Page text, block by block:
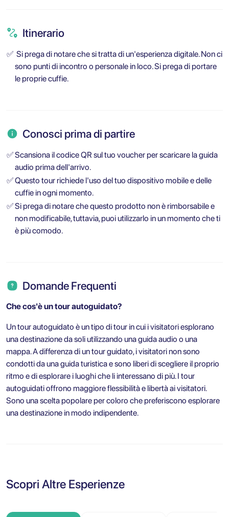
Itinerario
✅ Si prega di notare che si tratta di un'esperienza digitale. Non ci
sono punti di incontro o personale in loco. Si prega di portare
le proprie cuffie.
Conosci prima di partire
✅Scansiona il codice QR sul tuo voucher per scaricare la guida
audio prima dell'arrivo.
✅Questo tour richiede l'uso del tuo dispositivo mobile e delle
cuffie in ogni momento.
✅Si prega di notare che questo prodotto non è rimborsabile e
non modificabile, tuttavia, puoi utilizzarlo in un momento che ti
è più comodo.
Domande Frequenti
Che cos'è un tour autoguidato?
Un tour autoguidato è un tipo di tour in cui i visitatori esplorano
una destinazione da soli utilizzando una guida audio o una
mappa. A differenza di un tour guidato, i visitatori non sono
condotti da una guida turistica e sono liberi di scegliere il proprio
ritmo e di esplorare i luoghi che li interessano di più. I tour
autoguidati offrono maggiore flessibilità e libertà ai visitatori.
Sono una scelta popolare per coloro che preferiscono esplorare
una destinazione in modo indipendente.
Scopri Altre Esperienze